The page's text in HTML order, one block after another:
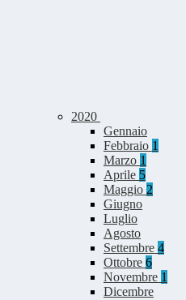
2020
Gennaio
Febbraio 1
Marzo 1
Aprile 5
Maggio 2
Giugno
Luglio
Agosto
Settembre 4
Ottobre 6
Novembre 1
Dicembre